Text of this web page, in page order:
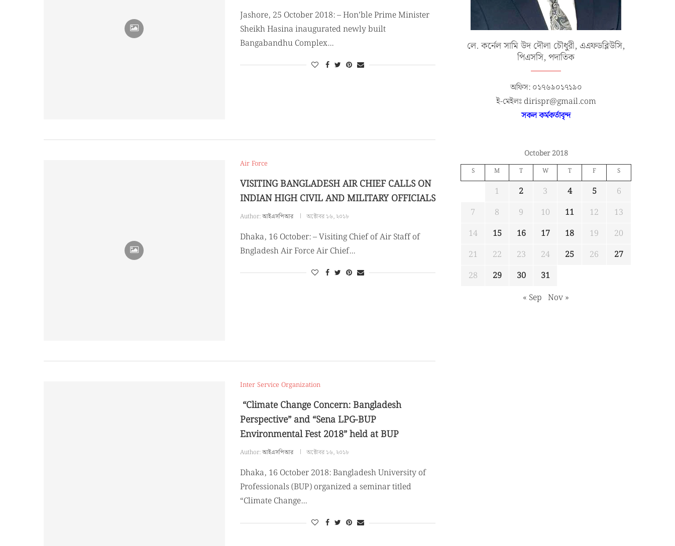
Jashore, 25 October 2018: – Hon’ble Prime Minister
Sheikh Hasina inaugurated newly built
Bangabandhu Complex…
Air Force
VISITING BANGLADESH AIR CHIEF CALLS ON
INDIAN HIGH CIVIL AND MILITARY OFFICIALS
Author:আইএসপিআর অক্টোবর ১৬, ২০১৮
Dhaka, 16 October: – Visiting Chief of Air Staff of
Bngladesh Air Force Air Chief…
Inter Service Organization
“Climate Change Concern: Bangladesh
Perspective” and “Sena LPG-BUP
Environmental Fest 2018” held at BUP
Author:আইএসপিআর অক্টোবর ১৬, ২০১৮
Dhaka, 16 October 2018: Bangladesh University of
Professionals (BUP) organized a seminar titled
“Climate Change…
লে. কর্নেল সামি উদ দৌলা চৌধুরী, এএফডব্লিউসি,
পিএসসি, পদাতিক
অফিস: ০১৭৬৯০১৭১৯০
ই-মেইলঃ dirispr@gmail.com
সকল কর্মকর্তাবৃন্দ
October 2018
S M T W T F S
1 2 3 4 5
6
7
8 9 10 11 12
13
14
15 16 17 18 19
20
21
22 23 24 25 26
27
28
29 30
31
« Sep Nov »